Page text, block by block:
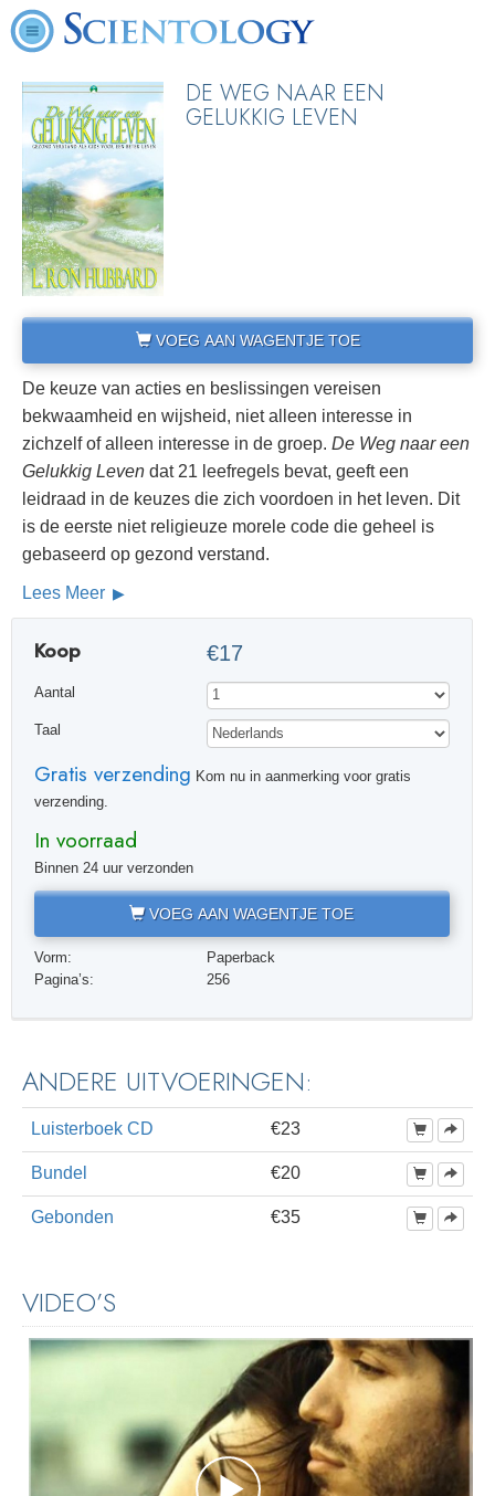
DE WEG NAAR EEN
GELUKKIG LEVEN
VOEG AAN WAGENTJE TOE
De keuze van acties en beslissingen vereisen
bekwaamheid en wijsheid, niet alleen interesse in
zichzelf of alleen interesse in de groep. De Weg naar een
Gelukkig Leven dat 21 leefregels bevat, geeft een
leidraad in de keuzes die zich voordoen in het leven. Dit
is de eerste niet religieuze morele code die geheel is
gebaseerd op gezond verstand.
Lees Meer
Koop €17
Aantal
Taal
Gratis verzending Kom nu in aanmerking voor gratis
verzending.
In voorraad
Binnen 24 uur verzonden
VOEG AAN WAGENTJE TOE
Vorm:
Paperback
Pagina’s:
256
ANDERE UITVOERINGEN:
Luisterboek CD €23
Bundel €20
Gebonden €35
VIDEO’S